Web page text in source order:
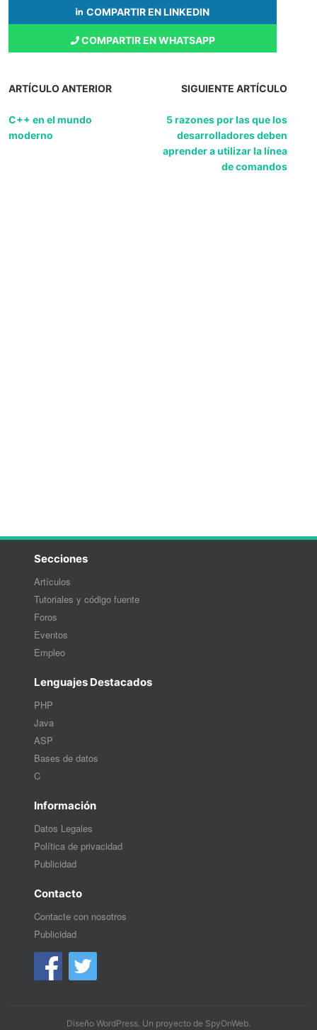
COMPARTIR EN LINKEDIN
COMPARTIR EN WHATSAPP
ARTÍCULO ANTERIOR
C++ en el mundo
moderno
SIGUIENTE ARTÍCULO
5 razones por las que los
desarrolladores deben
aprender a utilizar la línea
de comandos
Secciones
Artículos
Tutoriales y código fuente
Foros
Eventos
Empleo
Lenguajes Destacados
PHP
Java
ASP
Bases de datos
C
Información
Datos Legales
Política de privacidad
Publicidad
Contacto
Contacte con nosotros
Publicidad
Diseño WordPress. Un proyecto de SpyOnWeb.